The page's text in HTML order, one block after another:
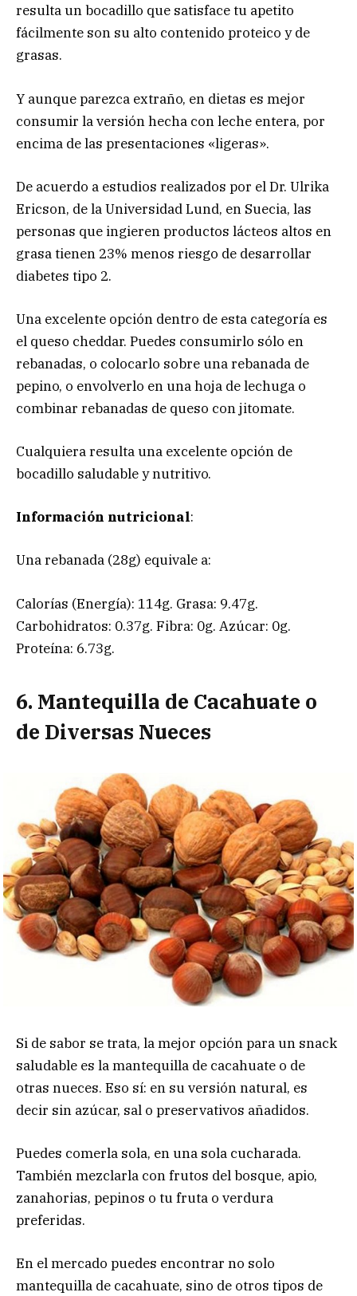
resulta un bocadillo que satisface tu apetito
fácilmente son su alto contenido proteico y de
grasas.
Y aunque parezca extraño, en dietas es mejor
consumir la versión hecha con leche entera, por
encima de las presentaciones «ligeras».
De acuerdo a estudios realizados por el Dr. Ulrika
Ericson, de la Universidad Lund, en Suecia, las
personas que ingieren productos lácteos altos en
grasa tienen 23% menos riesgo de desarrollar
diabetes tipo 2.
Una excelente opción dentro de esta categoría es
el queso cheddar. Puedes consumirlo sólo en
rebanadas, o colocarlo sobre una rebanada de
pepino, o envolverlo en una hoja de lechuga o
combinar rebanadas de queso con jitomate.
Cualquiera resulta una excelente opción de
bocadillo saludable y nutritivo.
Información nutricional:
Una rebanada (28g) equivale a:
Calorías (Energía): 114g. Grasa: 9.47g.
Carbohidratos: 0.37g. Fibra: 0g. Azúcar: 0g.
Proteína: 6.73g.
6. Mantequilla de Cacahuate o
de Diversas Nueces
Si de sabor se trata, la mejor opción para un snack
saludable es la mantequilla de cacahuate o de
otras nueces. Eso sí: en su versión natural, es
decir sin azúcar, sal o preservativos añadidos.
Puedes comerla sola, en una sola cucharada.
También mezclarla con frutos del bosque, apio,
zanahorias, pepinos o tu fruta o verdura
preferidas.
En el mercado puedes encontrar no solo
mantequilla de cacahuate, sino de otros tipos de